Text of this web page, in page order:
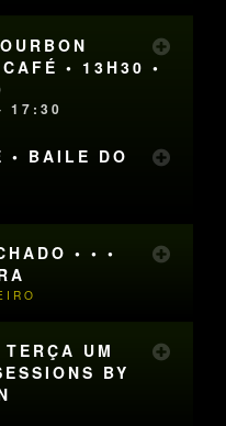
• 13H30 •
17:30
• BAILE DO
• • •
UM
BY